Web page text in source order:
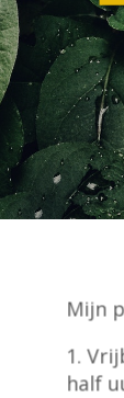
Mijn
1.
half